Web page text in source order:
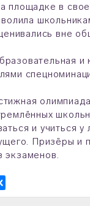
в
вне
и
и учиться у
Призёры
экзаменов.